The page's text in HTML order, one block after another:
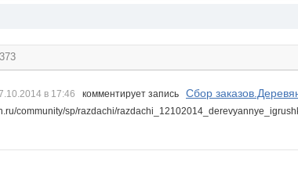
373
в 17:46 комментирует запись Сбор
community/sp/razdachi/